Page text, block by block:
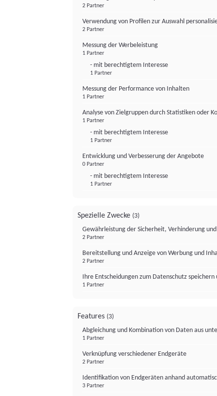
2 Partner
Verwendung von Profilen zur Auswahl
2 Partner
Messung der Werbeleistung
1 Partner
- mit berechtigtem Interesse
1 Partner
Messung der Performance von Inhalten
1 Partner
Analyse von Zielgruppen durch Statistiken oder
1 Partner
- mit berechtigtem Interesse
1 Partner
Entwicklung und Verbesserung der Angebote
0 Partner
- mit berechtigtem Interesse
1 Partner
Spezielle Zwecke (3)
Gewährleistung der Sicherheit, Verhinderung
2 Partner
Bereitstellung und Anzeige von Werbung und
2 Partner
Ihre Entscheidungen zum Datenschutz
1 Partner
Features (3)
Abgleichung und Kombination von Daten aus
1 Partner
Verknüpfung verschiedener Endgeräte
2 Partner
Identifikation von Endgeräten anhand
3 Partner